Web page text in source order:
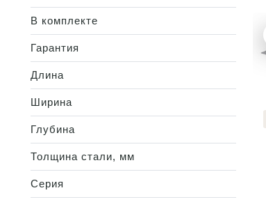
В комплекте
Гарантия
Длина
Ширина
Глубина
Толщина стали, мм
Серия